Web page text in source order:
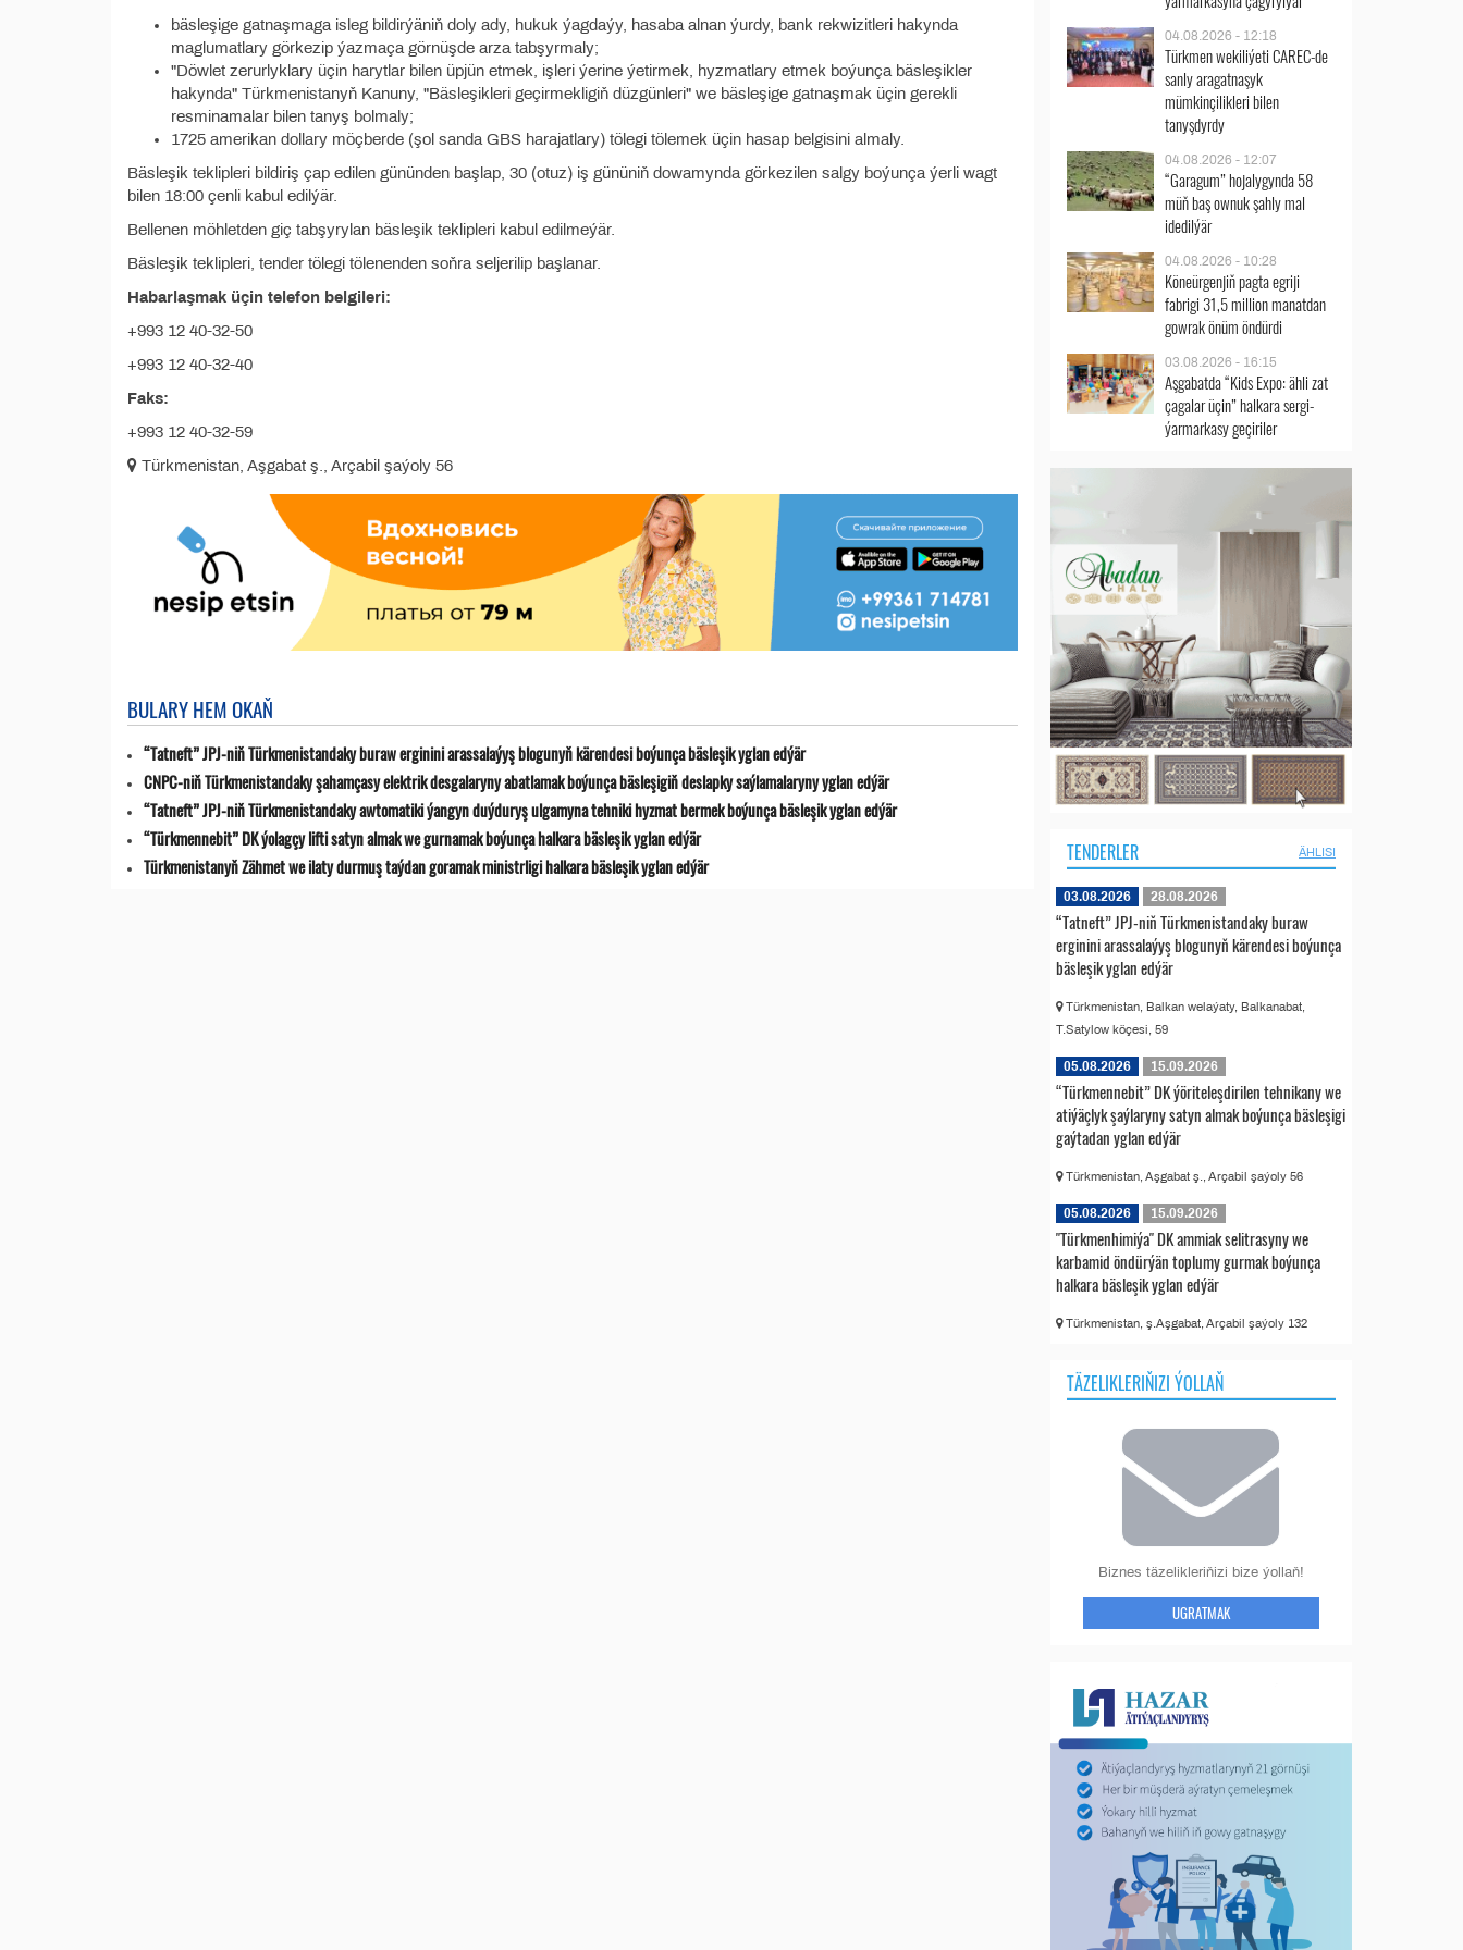
bäsleşige gatnaşmaga isleg bildirýäniň doly ady, hukuk ýagdaýy, hasaba alnan ýurdy, bank rekwizitleri hakynda
maglumatlary görkezip ýazmaça görnüşde arza tabşyrmaly;
"Döwlet zerurlyklary üçin harytlar bilen üpjün etmek, işleri ýerine ýetirmek, hyzmatlary etmek boýunça bäsleşikler
hakynda" Türkmenistanyň Kanuny, "Bäsleşikleri geçirmekligiň düzgünleri" we bäsleşige gatnaşmak üçin gerekli
resminamalar bilen tanyş bolmaly;
1725 amerikan dollary möçberde (şol sanda GBS harajatlary) tölegi tölemek üçin hasap belgisini almaly.
Bäsleşik teklipleri bildiriş çap edilen gününden başlap, 30 (otuz) iş gününiň dowamynda görkezilen salgy boýunça ýerli wagt
bilen 18:00 çenli kabul edilýär.
Bellenen möhletden giç tabşyrylan bäsleşik teklipleri kabul edilmeýär.
Bäsleşik teklipleri, tender tölegi tölenenden soňra seljerilip başlanar.
Habarlaşmak üçin telefon belgileri:
+993 12 40-32-50
+993 12 40-32-40
Faks:
+993 12 40-32-59
Türkmenistan, Aşgabat ş., Arçabil şaýoly 56
BULARY HEM OKAŇ
“Tatneft” JPJ-niň Türkmenistandaky buraw erginini arassalaýyş blogunyň kärendesi boýunça bäsleşik yglan edýär
CNPC-niň Türkmenistandaky şahamçasy elektrik desgalaryny abatlamak boýunça bäsleşigiň deslapky saýlamalaryny yglan edýär
“Tatneft” JPJ-niň Türkmenistandaky awtomatiki ýangyn duýduryş ulgamyna tehniki hyzmat bermek boýunça bäsleşik yglan edýär
“Türkmennebit” DK ýolagçy lifti satyn almak we gurnamak boýunça halkara bäsleşik yglan edýär
Türkmenistanyň Zähmet we ilaty durmuş taýdan goramak ministrligi halkara bäsleşik yglan edýär
04.08.2026 - 12:18
Türkmen wekiliýeti CAREC-de
sanly aragatnaşyk
mümkinçilikleri bilen
tanyşdyrdy
04.08.2026 - 12:07
“Garagum” hojalygynda 58
müň baş ownuk şahly mal
idedilýär
04.08.2026 - 10:28
Köneürgenjiň pagta egriji
fabrigi 31,5 million manatdan
gowrak önüm öndürdi
03.08.2026 - 16:15
Aşgabatda “Kids Expo: ähli zat
çagalar üçin” halkara sergi-
ýarmarkasy geçiriler
TENDERLER ÄHLISI
03.08.2026 28.08.2026
“Tatneft” JPJ-niň Türkmenistandaky buraw
erginini arassalaýyş blogunyň kärendesi boýunça
bäsleşik yglan edýär
Türkmenistan, Balkan welaýaty, Balkanabat,
T.Satylow köçesi, 59
05.08.2026 15.09.2026
“Türkmennebit” DK ýöriteleşdirilen tehnikany we
atiýäçlyk şaýlaryny satyn almak boýunça bäsleşigi
gaýtadan yglan edýär
Türkmenistan, Aşgabat ş., Arçabil şaýoly 56
05.08.2026 15.09.2026
"Türkmenhimiýa" DK ammiak selitrasyny we
karbamid öndürýän toplumy gurmak boýunça
halkara bäsleşik yglan edýär
Türkmenistan, ş.Aşgabat, Arçabil şaýoly 132
TÄZELIKLERIŇIZI ÝOLLAŇ
Biznes täzelikleriňizi bize ýollaň!
UGRATMAK